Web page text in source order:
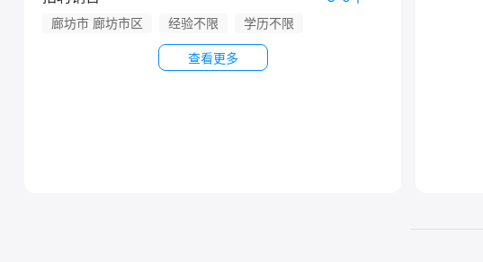
廊坊市 廊坊市区 经验不限 学历不限
查看更多